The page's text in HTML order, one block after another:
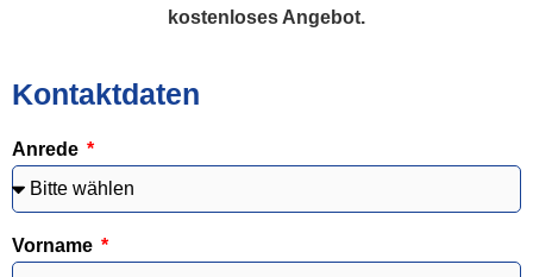
kostenloses Angebot.
Kontaktdaten
Anrede
Vorname